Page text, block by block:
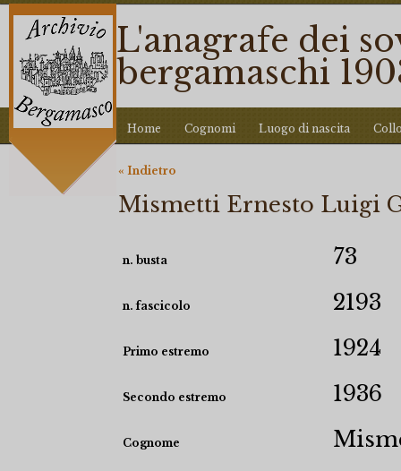
L'anagrafe dei
bergamaschi
Home Cognomi Luogo di nascita
« Indietro
Mismetti Ernesto Luigi
n. busta 73
n. fascicolo 2193
Primo estremo 1924
Secondo estremo 1936
Cognome